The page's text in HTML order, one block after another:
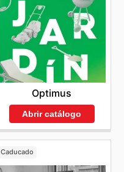
Optimus
Abrir catálogo
Caducado